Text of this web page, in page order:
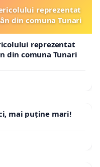
reprezentat
din comuna Tunari
reprezentat
din comuna Tunari
mai puține mari!